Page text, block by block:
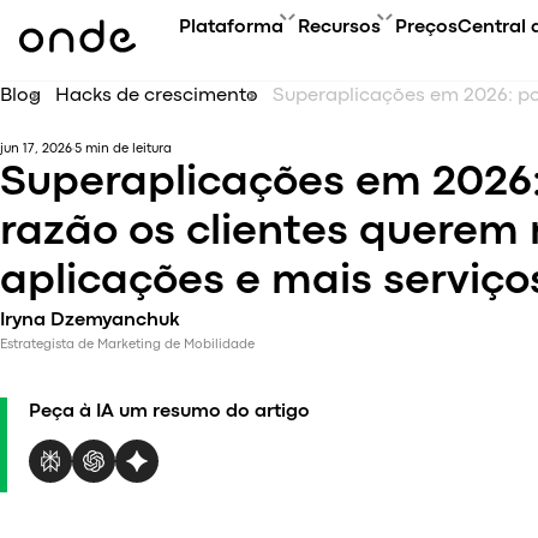
Plataforma
Visão da plataforma
Aplicação para Clientes
Aplicativo do Motorista
Aplicativo do Operador
Super Aplicativo
Onde.Light
Tipos
Recursos
FAQ
PreçosCentral
Blog Hacks de crescimento
jun 17, 2026 5 min de leitura
Superaplicações em
razão os clientes querem
aplicações e mais
Iryna Dzemyanchuk
Estrategista de Marketing de Mobilidade
Peça à IA um resumo do artigo